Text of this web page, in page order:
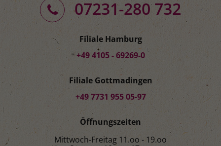
07231-280 732
Filiale Hamburg
+49 4105 - 69269-0
Filiale Gottmadingen
+49 7731 955 05-97
Öffnungszeiten
Mittwoch-Freitag 11.oo - 19.oo